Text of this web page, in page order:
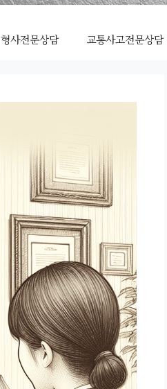
형사전문상담 교통사고전문상담